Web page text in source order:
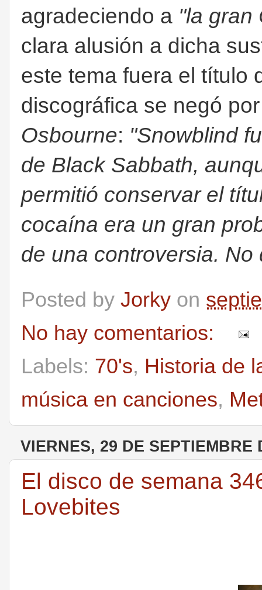
agradeciendo a "la gran
clara alusión a dicha
este tema fuera el título
discográfica se negó
Osbourne: "Snowblind
de Black Sabbath,
permitió conservar el
cocaína era un gran
de una controversia. No
Posted by Jorky on
No hay comentarios:
Labels: 70's, Historia de
música en canciones,
VIERNES, 29 DE SEPTIEMBRE
El disco de semana
Lovebites